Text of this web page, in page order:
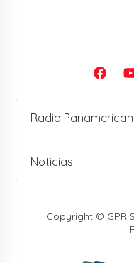
Radio
Noticias
Copyright © GPR